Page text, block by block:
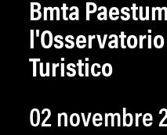
Bmta
Turistico
02 novembre